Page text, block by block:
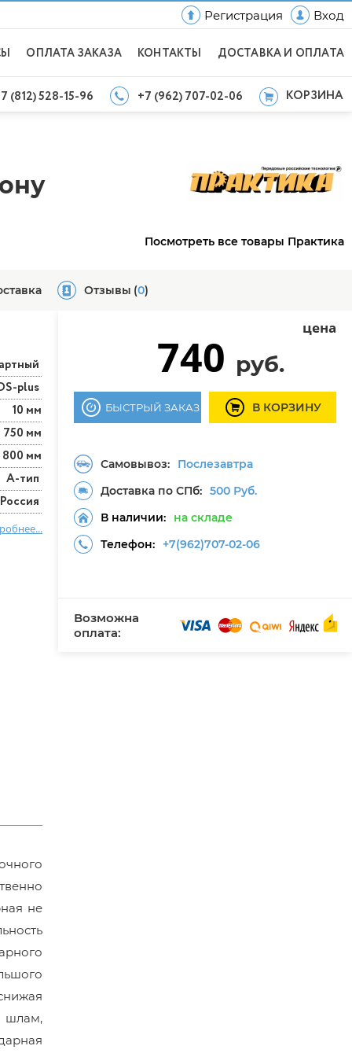
Регистрация Вход
ОПЛАТА ЗАКАЗА КОНТАКТЫ ДОСТАВКА И ОПЛАТА
(812) 528-15-96 +7 (962) 707-02-06 КОРЗИНА
Посмотреть все товары Практика
Отзывы (0)
plus
10 мм
750 мм
800 мм
А-тип
Россия
не
шлам,
цена
740 руб.
БЫСТРЫЙ ЗАКАЗ В КОРЗИНУ
Самовывоз:
Послезавтра
Доставка по СПб: 500 Руб.
В наличии:
на складе
Телефон:
+7(962)707-02-06
Возможна
оплата: